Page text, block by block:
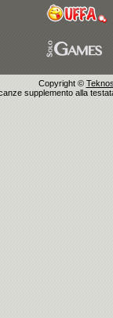
Copyright ©
supplemento alla